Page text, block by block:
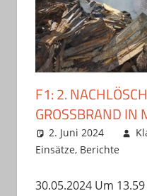
F1: 2.
GROSSBRAND IN
2. Juni 2024
Einsätze, Berichte
30.05.2024 Um